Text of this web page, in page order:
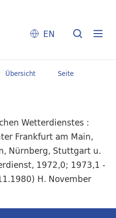
EN
Übersicht Seite
Wetterdienstes :
Frankfurt am Main,
Nürnberg, Stuttgart u.
1972,0; 1973,1 -
H. November